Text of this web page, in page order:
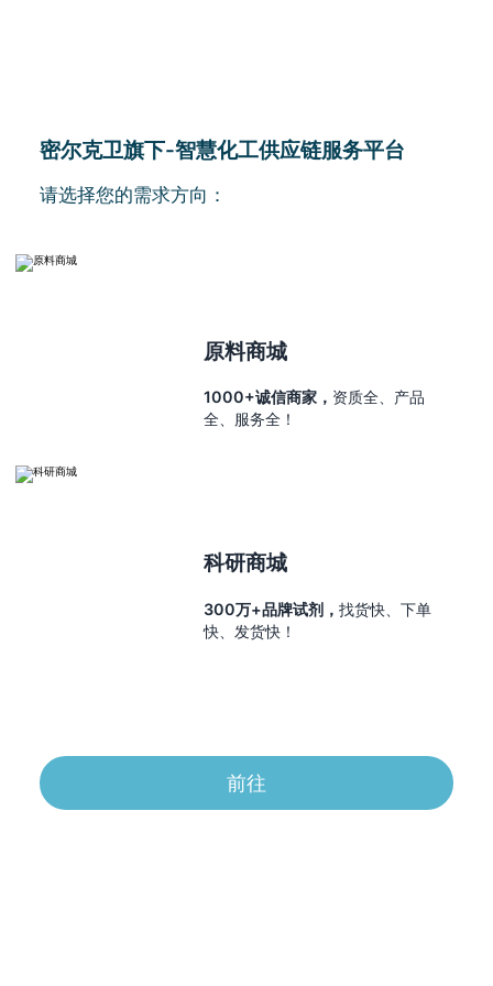
密尔克卫旗下-智慧化工供应链服务平台
请选择您的需求方向：
原料商城
1000+诚信商家， 资质全、产品
全、服务全！
科研商城
300万+品牌试剂，找货快、下单
快、发货快！
前往